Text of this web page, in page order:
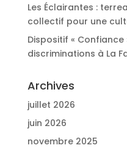
Les Éclairantes :
collectif pour une
Dispositif «
discriminations à La
Archives
juillet 2026
juin 2026
novembre 2025